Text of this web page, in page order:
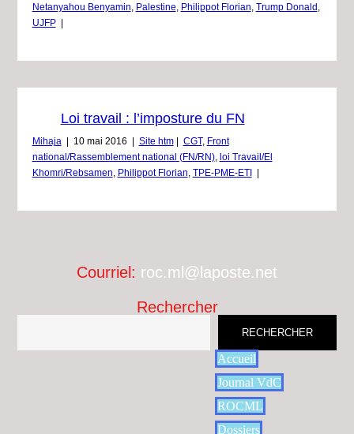
Netanyahou Benyamin
Palestine Philippot Florian Trump Donald
UJFP
Loi travail : l’imposture du FN
Mihaja 10 mai 2016 Site htm CGT, Front
national/Rassemblement national (FN/RN),
loi Travail/El
Khomri/Rebsamen
Philippot Florian TPE-PME-ETI
Courriel: roc.ml@laposte.net
Rechercher
RECHERCHER
Accueil
Journal VdC
ROCML
Dossiers